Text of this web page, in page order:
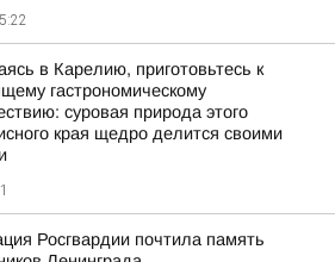
в Карелию, приготовьтесь к
гастрономическому
суровая природа этого
края щедро делится своими
Росгвардии почтила память